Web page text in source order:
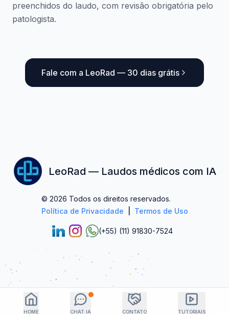
HOME CHAT IA CONTATO TUTORIAIS
preenchidos do laudo, com revisão obrigatória pelo
patologista.
Fale com a LeoRad — 30 dias grátis
LeoRad — Laudos médicos com IA
© 2026 Todos os direitos reservados.
Política de Privacidade
Termos de Uso
(+55) (11) 91830-7524